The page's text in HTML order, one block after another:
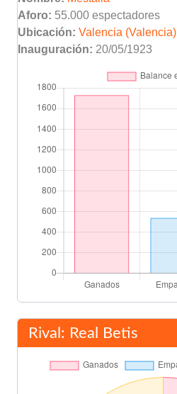
Aforo: 55.000 espectadores
Ubicación: Valencia (Valencia)
Inauguración: 20/05/1923
Rival: Real Betis